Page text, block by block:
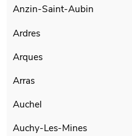
Anzin-Saint-Aubin
Ardres
Arques
Arras
Auchel
Auchy-Les-Mines